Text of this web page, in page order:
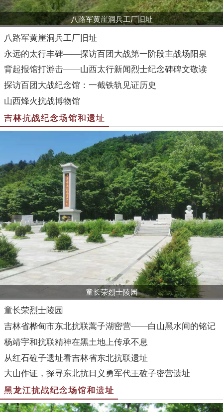
八路军黄崖洞兵工厂旧址
八路军黄崖洞兵工厂旧址
永远的太行丰碑——探访百团大战第一阶段主战场阳泉
背起报馆打游击——山西太行新闻烈士纪念碑碑文敬读
探访百团大战纪念馆：一截铁轨见证历史
山西烽火抗战博物馆
吉林抗战纪念场馆和遗址
童长荣烈士陵园
童长荣烈士陵园
吉林省桦甸市东北抗联蒿子湖密营——白山黑水间的铭记
杨靖宇和抗联精神在黑土地上传承不息
从红石砬子遗址看吉林省东北抗联遗址
大山作证，探寻东北抗日义勇军代王砬子密营遗址
黑龙江抗战纪念场馆和遗址